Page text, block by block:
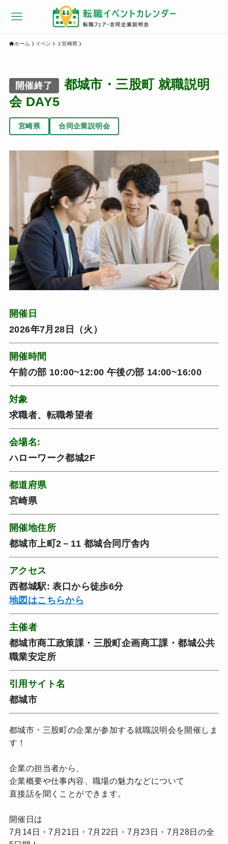
ホーム イベント 宮崎県
開催終了
都城市・三股町 就職説明
会 DAY5
宮崎県 合同企業説明会
開催日
2026年7月28日（火）
開催時間
午前の部 10:00~12:00 午後の部 14:00~16:00
対象
求職者、転職希望者
会場名:
ハローワーク都城2F
都道府県
宮崎県
開催地住所
都城市上町2－11 都城合同庁舎内
アクセス
西都城駅: 表口から徒歩6分
地図はこちらから
主催者
都城市商工政策課・三股町企画商工課・都城公共
職業安定所
引用サイト名
都城市
都城市・三股町の企業が参加する就職説明会を開催しま
す！
企業の担当者から、
企業概要や仕事内容、職場の魅力などについて
直接話を聞くことができます。
開催日は
7月14日・7月21日・7月22日・7月23日・7月28日の全